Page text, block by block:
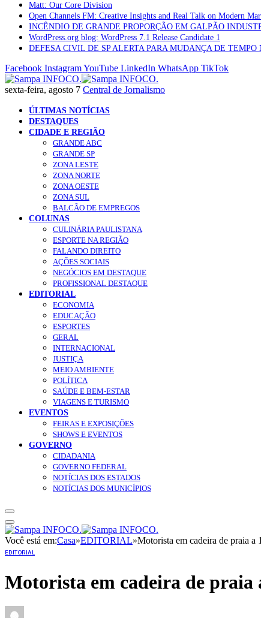
Matt: Our Core Division
Open Channels FM: Creative Insights and Real Talk on Modern
INCÊNDIO DE GRANDE PROPORÇÃO EM GALPÃO
WordPress.org blog: WordPress 7.1 Release Candidate 1
DEFESA CIVIL DE SP ALERTA PARA MUDANÇA DE TEMPO
Facebook InstagramYouTube LinkedIn WhatsApp TikTok
sexta-feira, agosto 7 Central de Jornalismo
ÚLTIMAS NOTÍCIAS
DESTAQUES
CIDADE E REGIÃO
GRANDE ABC
GRANDE SP
ZONA LESTE
ZONA NORTE
ZONA OESTE
ZONA SUL
BALCÃO DE EMPREGOS
COLUNAS
CULINÁRIA PAULISTANA
ESPORTE NA REGIÃO
FALANDO DIREITO
AÇÕES SOCIAIS
NEGÓCIOS EM DESTAQUE
PROFISSIONAL DESTAQUE
EDITORIAL
ECONOMIA
EDUCAÇÃO
ESPORTES
GERAL
INTERNACIONAL
JUSTIÇA
MEIO AMBIENTE
POLÍTICA
SAÚDE E BEM-ESTAR
VIAGENS E TURISMO
EVENTOS
FEIRAS E EXPOSIÇÕES
SHOWS E EVENTOS
GOVERNO
CIDADANIA
GOVERNO FEDERAL
NOTÍCIAS DOS ESTADOS
NOTÍCIAS DOS MUNICÍPIOS
Você está em:Casa»EDITORIAL»Motorista em cadeira de praia a
EDITORIAL
Motorista em cadeira de praia